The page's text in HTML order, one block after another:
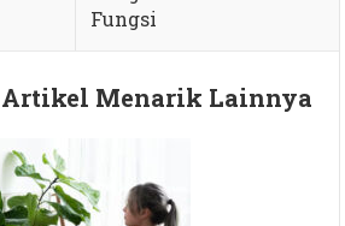
Fungsi
Artikel Menarik Lainnya